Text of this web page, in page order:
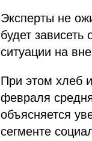
Эксперты не
будет
ситуации на
При этом хлеб
февраля
объясняется
сегменте